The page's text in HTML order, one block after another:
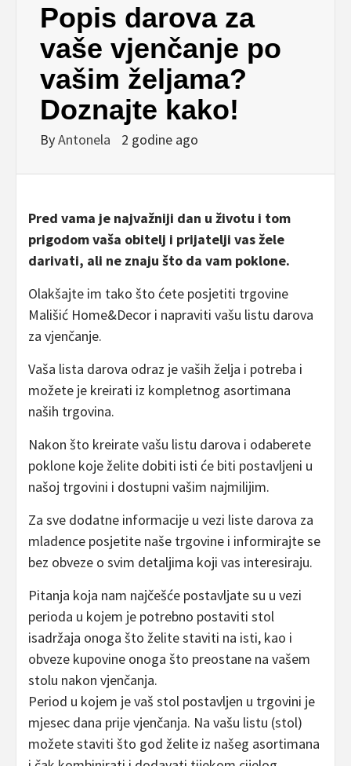
Popis darova za
vaše vjenčanje po
vašim željama?
Doznajte kako!
ByAntonela 2 godine ago
Pred vama je najvažniji dan u životu i tom
prigodom vaša obitelj i prijatelji vas žele
darivati, ali ne znaju što da vam poklone.
Olakšajte im tako što ćete posjetiti trgovine
Mališić Home&Decor i napraviti vašu listu darova
za vjenčanje.
Vaša lista darova odraz je vaših želja i potreba i
možete je kreirati iz kompletnog asortimana
naših trgovina.
Nakon što kreirate vašu listu darova i odaberete
poklone koje želite dobiti isti će biti postavljeni u
našoj trgovini i dostupni vašim najmilijim.
Za sve dodatne informacije u vezi liste darova za
mladence posjetite naše trgovine i informirajte se
bez obveze o svim detaljima koji vas interesiraju.
Pitanja koja nam najčešće postavljate su u vezi
perioda u kojem je potrebno postaviti stol
isadržaja onoga što želite staviti na isti, kao i
obveze kupovine onoga što preostane na vašem
stolu nakon vjenčanja.
Period u kojem je vaš stol postavljen u trgovini je
mjesec dana prije vjenčanja. Na vašu listu (stol)
možete staviti što god želite iz našeg asortimana